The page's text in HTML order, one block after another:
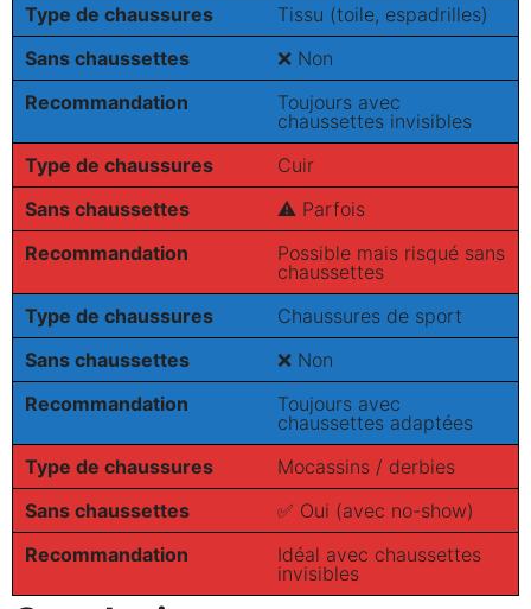
Type de chaussures
Tissu (toile, espadrilles)
Sans chaussettes
❌ Non
Recommandation
Toujours avec
chaussettes invisibles
Type de chaussures
Cuir
Sans chaussettes
⚠️ Parfois
Recommandation
Possible mais risqué sans
chaussettes
Type de chaussures
Chaussures de sport
Sans chaussettes
❌ Non
Recommandation
Toujours avec
chaussettes adaptées
Type de chaussures
Mocassins / derbies
Sans chaussettes
✅ Oui (avec no-show)
Recommandation
Idéal avec chaussettes
invisibles